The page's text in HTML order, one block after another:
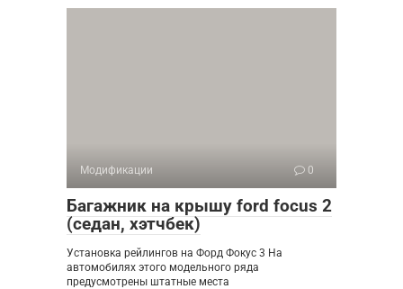
Модификации 0
Багажник на крышу ford focus 2
(седан, хэтчбек)
Установка рейлингов на Форд Фокус 3 На
автомобилях этого модельного ряда
предусмотрены штатные места